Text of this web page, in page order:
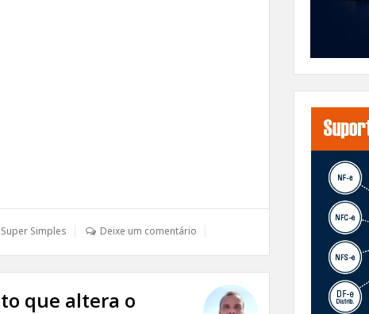
Super Simples Deixe um comentário
que altera o